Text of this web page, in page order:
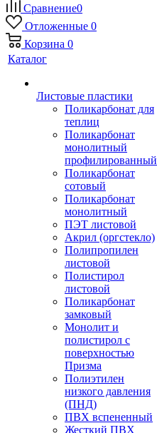
Сравнение0
Отложенные 0
Корзина 0
Каталог
Листовые пластики
Поликарбонат для
теплиц
Поликарбонат
монолитный
профилированный
Поликарбонат
сотовый
Поликарбонат
монолитный
ПЭТ листовой
Акрил (оргстекло)
Полипропилен
листовой
Полистирол
листовой
Поликарбонат
замковый
Монолит и
полистирол с
поверхностью
Призма
Полиэтилен
низкого давления
(ПНД)
ПВХ вспененный
Жесткий ПВХ